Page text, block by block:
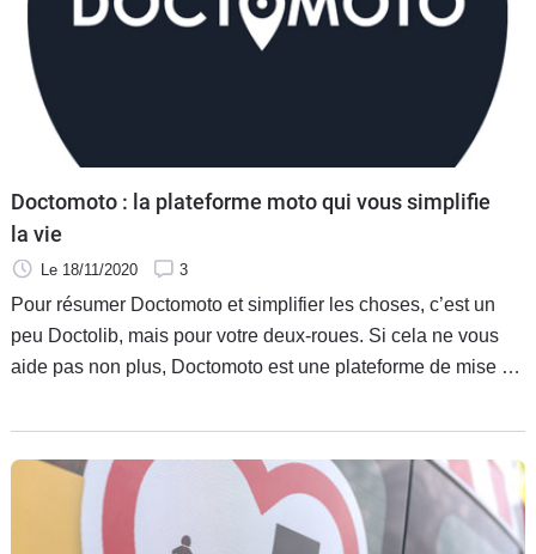
Doctomoto : la plateforme moto qui vous simplifie
la vie
Le 18/11/2020 3
Pour résumer Doctomoto et simplifier les choses, c’est un
peu Doctolib, mais pour votre deux-roues. Si cela ne vous
aide pas non plus, Doctomoto est une plateforme de mise en
professionnel pour réparer ou entretenir leur deux-roues, et
ces mêmes professionnels.